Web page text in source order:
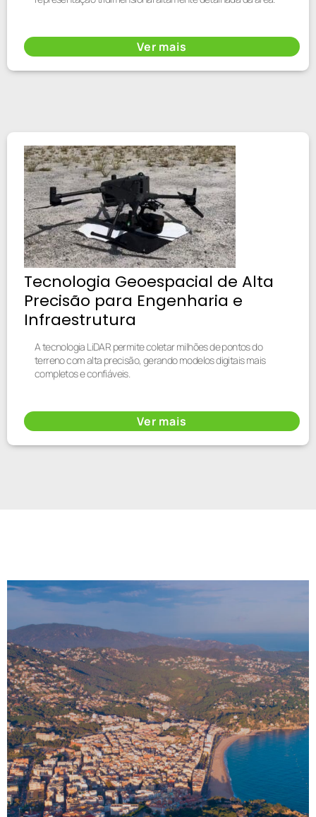
Ver mais
Tecnologia Geoespacial de Alta
Precisão para Engenharia e
Infraestrutura
A tecnologia LiDAR permite coletar milhões de pontos do
terreno com alta precisão, gerando modelos digitais mais
completos e confiáveis.
Ver mais